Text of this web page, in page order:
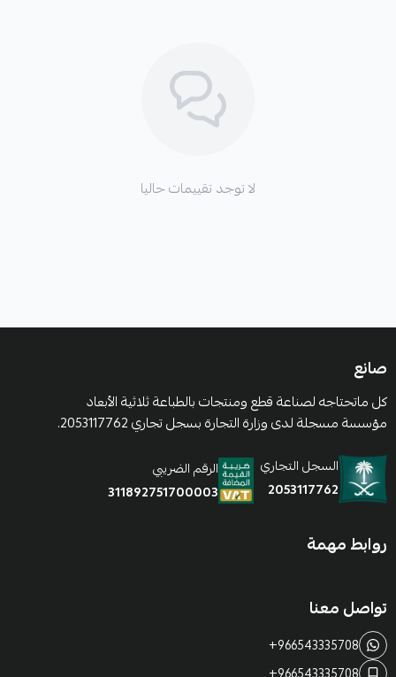
لا توجد تقييمات حاليا
صانع
كل ماتحتاجه لصناعة قطع ومنتجات بالطباعة ثلاثية الأبعاد
مؤسسة مسجلة لدى وزارة التجارة بسجل تجاري 2053117762.
السجل التجاري
2053117762
الرقم الضريبي
311892751700003
روابط مهمة
تواصل معنا
+966543335708